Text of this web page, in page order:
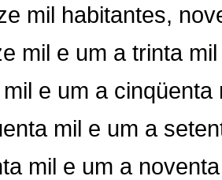
mil habitantes,
mil e um a trinta
e um a
mil e um a
mil e um a